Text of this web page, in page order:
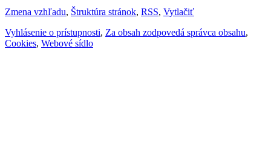
Zmena vzhľadu, Štruktúra stránok, RSS, Vytlačiť
Vyhlásenie o prístupnosti, Za obsah zodpovedá správca obsahu,
Cookies, Webové sídlo